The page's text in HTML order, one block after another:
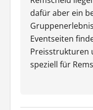
dafür aber ein
Eventseiten
Preisstrukturen
speziell für